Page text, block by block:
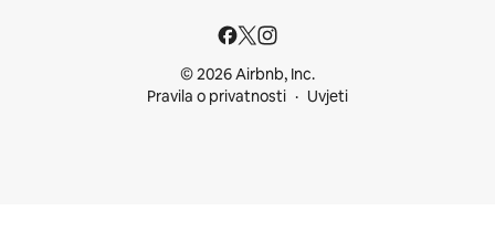
© 2026 Airbnb, Inc.
Pravila o privatnosti
Uvjeti